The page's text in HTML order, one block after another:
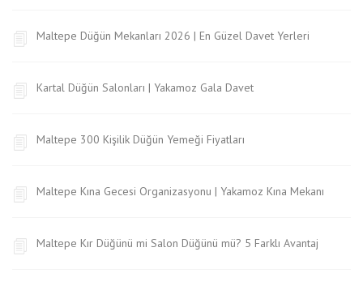
Maltepe Düğün Mekanları 2026 | En Güzel Davet Yerleri
Kartal Düğün Salonları | Yakamoz Gala Davet
Maltepe 300 Kişilik Düğün Yemeği Fiyatları
Maltepe Kına Gecesi Organizasyonu | Yakamoz Kına Mekanı
Maltepe Kır Düğünü mi Salon Düğünü mü? 5 Farklı Avantaj